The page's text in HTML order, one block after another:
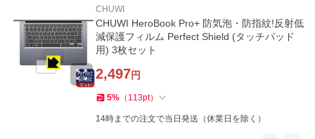
CHUWI
CHUWI HeroBook Pro+ 防気泡・防指紋!反射低
減保護フィルム Perfect Shield (タッチパッド
用) 3枚セット
2,497円
5% （ 113pt）
14時までの注文で当日発送（休業日を除く）